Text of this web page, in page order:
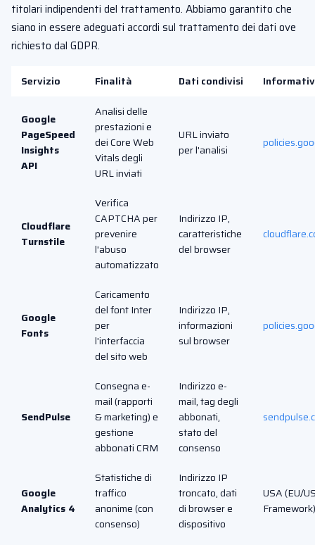
titolari indipendenti del trattamento. Abbiamo garantito che
siano in essere adeguati accordi sul trattamento dei dati ove
richiesto dal GDPR.
Servizio Finalità Dati condivisi
Google
PageSpeed
Insights
API
Analisi delle
prestazioni e
dei Core Web
Vitals degli
URL inviati
URL inviato
per l'analisi
Cloudflare
Turnstile
Verifica
CAPTCHA per
prevenire
l'abuso
automatizzato
Indirizzo IP,
caratteristiche
del browser
Google
Fonts
Caricamento
del font Inter
per
l'interfaccia
del sito web
Indirizzo IP,
informazioni
sul browser
SendPulse
Consegna e-
mail (rapporti
& marketing) e
gestione
abbonati CRM
Indirizzo e-
mail, tag degli
abbonati,
stato del
consenso
Google
Analytics 4
Statistiche di
traffico
anonime (con
consenso)
Indirizzo IP
troncato, dati
di browser e
dispositivo
USA (EU/
Framework)